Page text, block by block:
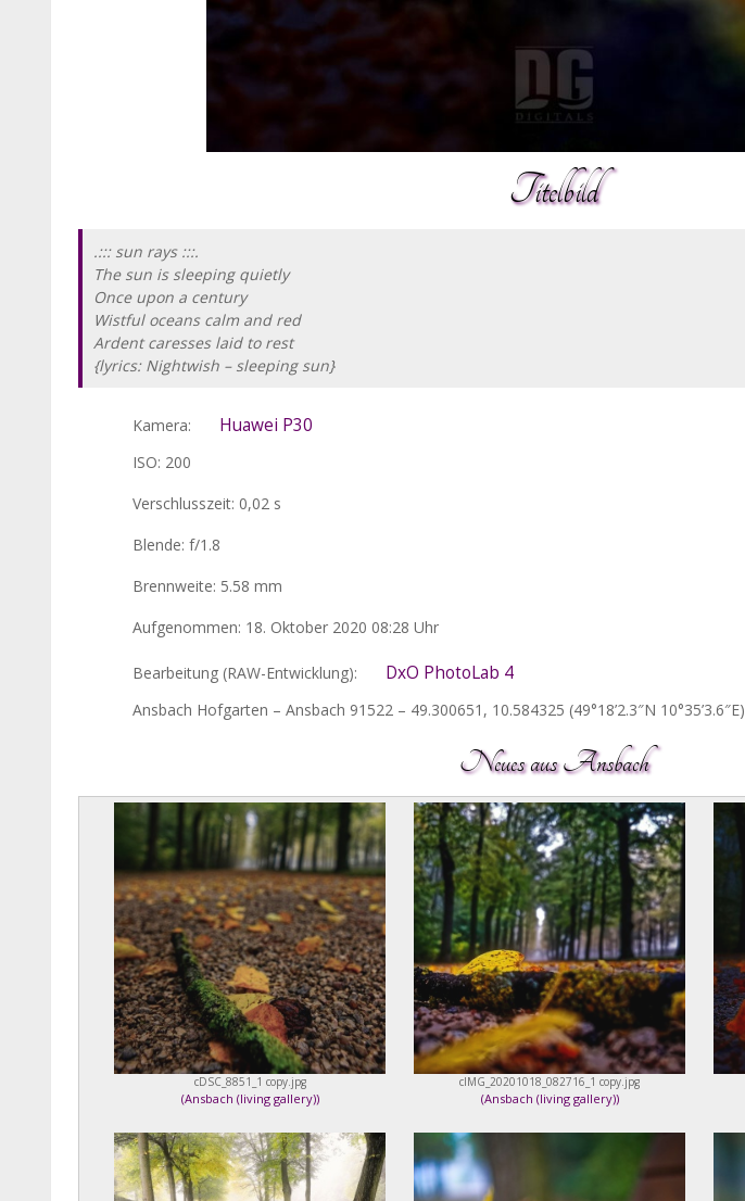
Titelbild
.::: sun rays :::.
The sun is sleeping quietly
Once upon a century
Wistful oceans calm and red
Ardent caresses laid to rest
{lyrics: Nightwish – sleeping sun}
Kamera: Huawei P30
ISO: 200
Verschlusszeit: 0,02 s
Blende: f/1.8
Brennweite: 5.58 mm
Aufgenommen: 18. Oktober 2020 08:28 Uhr
Bearbeitung (RAW-Entwicklung): DxO PhotoLab 4
Ansbach Hofgarten – Ansbach 91522 – 49.300651, 10.584325 (49°18’2.3″N 10°35’3.6″E)
Neues aus Ansbach
cDSC_8851_1 copy.jpg
(Ansbach (living gallery))
cIMG_20201018_082716_1 copy.jpg
(Ansbach (living gallery))